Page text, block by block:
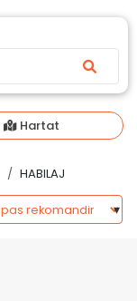
Hartat
HABILAJ